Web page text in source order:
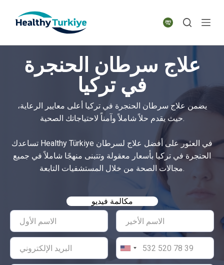
p
n
علاج سرطان الحنجرة
في تركيا
يضمن علاج سرطان الحنجرة في تركيا أعلى معايير الرعاية،
حيث يقدم حلاً شاملاً وآمناً لاحتياجاتك الصحية.
تساعدك Healthy Türkiye في العثور على أفضل علاج لسرطان
الحنجرة في تركيا بأسعار معقولة وتتبنى منهجًا شاملاً في جميع
مجالات الصحة من خلال المستشفيات التابعة.
مكالمة فيديو